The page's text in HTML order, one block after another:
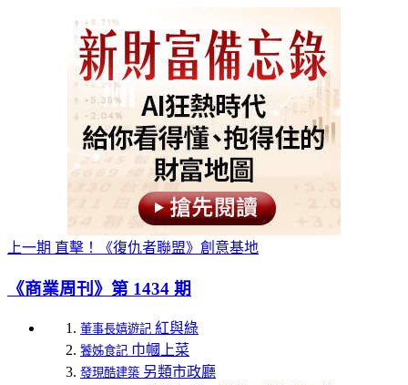
上一期 直擊！《復仇者聯盟》創意基地
《商業周刊》第 1434 期
董事長嬉遊記 紅與綠
饕姊食記 巾幗上菜
發現酷建築 另類市政廳